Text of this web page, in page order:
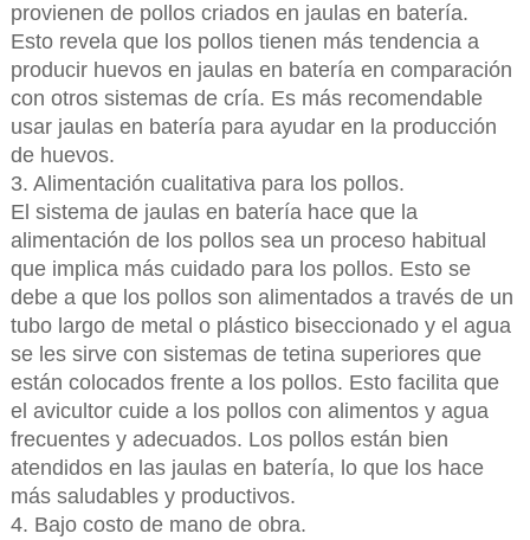
provienen de pollos criados en jaulas en batería.
Esto revela que los pollos tienen más tendencia a
producir huevos en jaulas en batería en comparación
con otros sistemas de cría. Es más recomendable
usar jaulas en batería para ayudar en la producción
de huevos.
3. Alimentación cualitativa para los pollos.
El sistema de jaulas en batería hace que la
alimentación de los pollos sea un proceso habitual
que implica más cuidado para los pollos. Esto se
debe a que los pollos son alimentados a través de un
tubo largo de metal o plástico biseccionado y el agua
se les sirve con sistemas de tetina superiores que
están colocados frente a los pollos. Esto facilita que
el avicultor cuide a los pollos con alimentos y agua
frecuentes y adecuados. Los pollos están bien
atendidos en las jaulas en batería, lo que los hace
más saludables y productivos.
4. Bajo costo de mano de obra.